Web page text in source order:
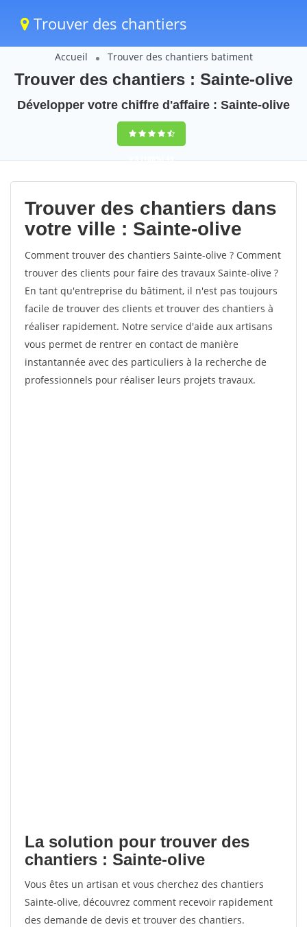
Trouver des chantiers
Accueil Trouver des chantiers batiment
Trouver des chantiers : Sainte-olive
Développer votre chiffre d'affaire : Sainte-olive
9,5(100%)45
votes
Trouver des chantiers dans
votre ville : Sainte-olive
Comment trouver des chantiers Sainte-olive ? Comment
trouver des clients pour faire des travaux Sainte-olive ?
En tant qu'entreprise du bâtiment, il n'est pas toujours
facile de trouver des clients et trouver des chantiers à
réaliser rapidement. Notre service d'aide aux artisans
vous permet de rentrer en contact de manière
instantannée avec des particuliers à la recherche de
professionnels pour réaliser leurs projets travaux.
La solution pour trouver des
chantiers : Sainte-olive
Vous êtes un artisan et vous cherchez des chantiers
Sainte-olive, découvrez comment recevoir rapidement
des demande de devis et trouver des chantiers.